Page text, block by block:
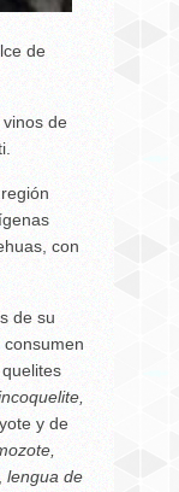
de
de
con
de su
y de
lengua de